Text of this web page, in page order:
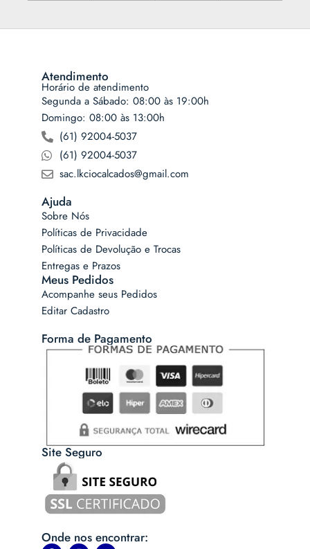
Atendimento
Horário de atendimento
Segunda a Sábado: 08:00 às 19:00h
Domingo: 08:00 às 13:00h
(61) 92004-5037
(61) 92004-5037
sac.lkciocalcados@gmail.com
Ajuda
Sobre Nós
Políticas de Privacidade
Políticas de Devolução e Trocas
Entregas e Prazos
Meus Pedidos
Acompanhe seus Pedidos
Editar Cadastro
Forma de Pagamento
Site Seguro
Onde nos encontrar: